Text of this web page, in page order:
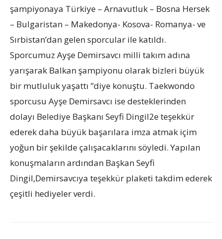
şampiyonaya Türkiye – Arnavutluk – Bosna Hersek
– Bulgaristan – Makedonya- Kosova- Romanya- ve
Sırbistan’dan gelen sporcular ile katıldı.
Sporcumuz Ayşe Demirsavcı milli takım adına
yarışarak Balkan şampiyonu olarak bizleri büyük
bir mutluluk yaşattı ”diye konuştu. Taekwondo
sporcusu Ayşe Demirsavcı ise desteklerinden
dolayı Belediye Başkanı Seyfi Dingil2e teşekkür
ederek daha büyük başarılara imza atmak içim
yoğun bir şekilde çalışacaklarını söyledi. Yapılan
konuşmaların ardından Başkan Seyfi
Dingil,Demirsavcıya teşekkür plaketi takdim ederek
çeşitli hediyeler verdi.